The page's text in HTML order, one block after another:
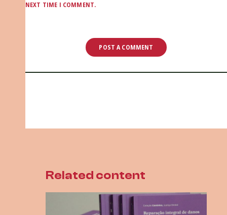
NEXT TIME I COMMENT.
Related content